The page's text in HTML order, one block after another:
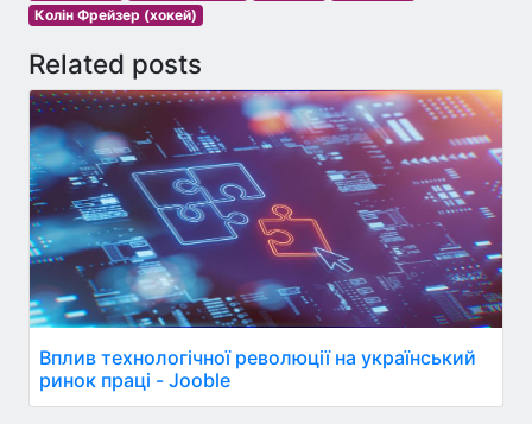
Колін Фрейзер (хокей)
Related posts
Вплив технологічної революції на український
ринок праці - Jooble